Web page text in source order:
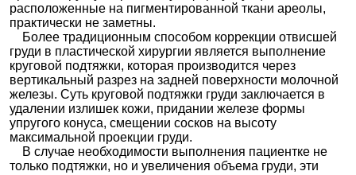
расположенные на пигментированной ткани ареолы,
практически не заметны.
Более традиционным способом коррекции отвисшей
груди в пластической хирургии является выполнение
круговой подтяжки, которая производится через
вертикальный разрез на задней поверхности молочной
железы. Суть круговой подтяжки груди заключается в
удалении излишек кожи, придании железе формы
упругого конуса, смещении сосков на высоту
максимальной проекции груди.
В случае необходимости выполнения пациентке не
только подтяжки, но и увеличения объема груди, эти